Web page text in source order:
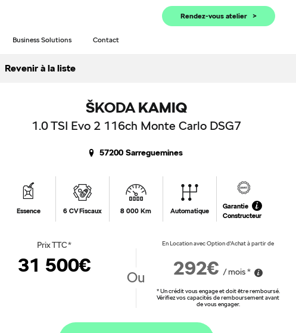
Rendez-vous atelier
Business Solutions Contact
Revenir à la liste
ŠKODAKAMIQ
1.0 TSI Evo 2 116ch Monte Carlo DSG7
57200 Sarreguemines
Essence 6 CV Fiscaux 8 000 Km Automatique
Garantie
Constructeur
Prix TTC*
31 500€
Ou
En Location avec Option d'Achat à partir de
292€ / mois *
* Un crédit vous engage et doit être remboursé.
Vérifiez vos capacités de remboursement avant
de vous engager.